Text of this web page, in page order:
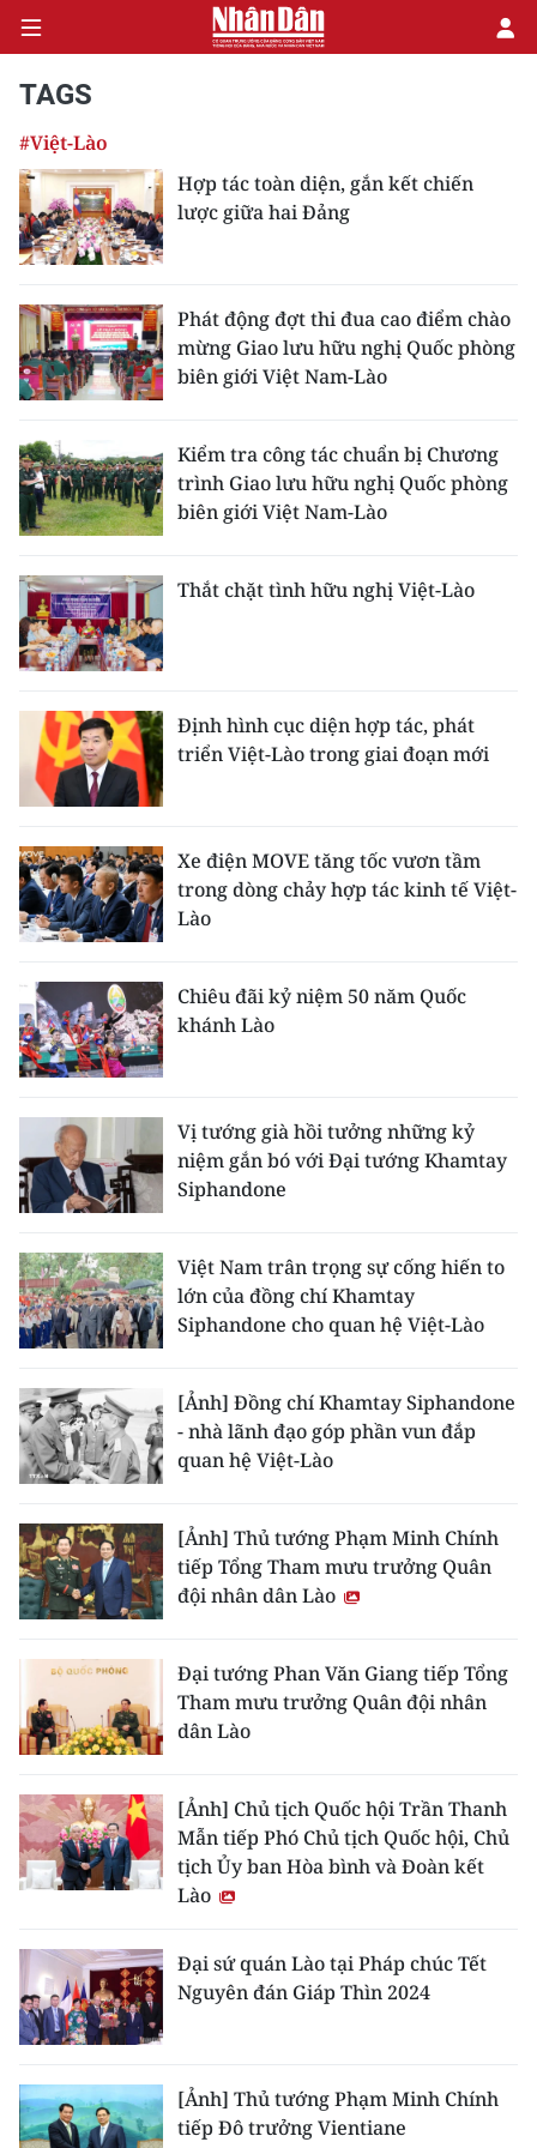
CHÍNH TRỊ
KINH TẾ
XÃ HỘI
PHÁP LUẬT
DU LỊCH
THẾ GIỚI
GIÁO DỤC
KHOA HỌC - CÔNG NGHỆ
MÔI TRƯỜNG
BẠN ĐỌC
KIỂM CHỨNG THÔNG TIN
54 DÂN TỘC VIỆT NAM
CHƯƠNG TRÌNH OCOP - MỖI XÃ
MỘT SẢN PHẨM
RADIO
MEDIA CENTER
E-Magazine
Video
Media Chính trị
Media Kinh tế
Media Xã hội
Media Pháp luật
Media Du lịch
Media Thế giới
Media Giáo dục
Media Y tế
Media Môi trường
Ảnh
Infographic
TAGS
#Việt-Lào
Hợp tác toàn diện, gắn kết chiến
lược giữa hai Đảng
Phát động đợt thi đua cao điểm chào
mừng Giao lưu hữu nghị Quốc phòng
biên giới Việt Nam-Lào
Kiểm tra công tác chuẩn bị Chương
trình Giao lưu hữu nghị Quốc phòng
biên giới Việt Nam-Lào
Thắt chặt tình hữu nghị Việt-Lào
Định hình cục diện hợp tác, phát
triển Việt-Lào trong giai đoạn mới
Xe điện MOVE tăng tốc vươn tầm
trong dòng chảy hợp tác kinh tế Việt-
Lào
Chiêu đãi kỷ niệm 50 năm Quốc
khánh Lào
Vị tướng già hồi tưởng những kỷ
niệm gắn bó với Đại tướng Khamtay
Siphandone
Việt Nam trân trọng sự cống hiến to
lớn của đồng chí Khamtay
Siphandone cho quan hệ Việt-Lào
[Ảnh] Đồng chí Khamtay Siphandone
- nhà lãnh đạo góp phần vun đắp
quan hệ Việt-Lào
[Ảnh] Thủ tướng Phạm Minh Chính
tiếp Tổng Tham mưu trưởng Quân
đội nhân dân Lào
Đại tướng Phan Văn Giang tiếp Tổng
Tham mưu trưởng Quân đội nhân
dân Lào
[Ảnh] Chủ tịch Quốc hội Trần Thanh
Mẫn tiếp Phó Chủ tịch Quốc hội, Chủ
tịch Ủy ban Hòa bình và Đoàn kết
Lào
Đại sứ quán Lào tại Pháp chúc Tết
Nguyên đán Giáp Thìn 2024
[Ảnh] Thủ tướng Phạm Minh Chính
tiếp Đô trưởng Vientiane